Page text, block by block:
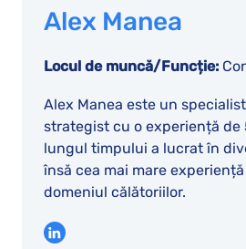
Alex Manea
Locul de muncă/Funcție:
Alex Manea este un
strategist cu o experiență de
lungul timpului a lucrat în
însă cea mai mare
domeniul călătoriilor.